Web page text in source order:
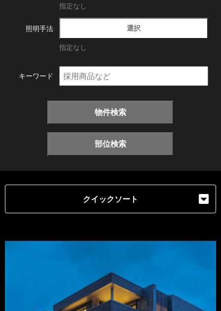
指定なし
照明手法 選択
指定なし
キーワード
物件検索
部位検索
クイックソート